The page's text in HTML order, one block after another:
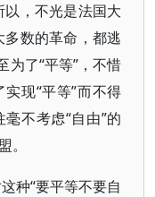
以，不光是法国大
数的革命，都逃
为了“平等”，不惜
现“平等”而不得
不考虑“自由”的
。
种“要平等不要自